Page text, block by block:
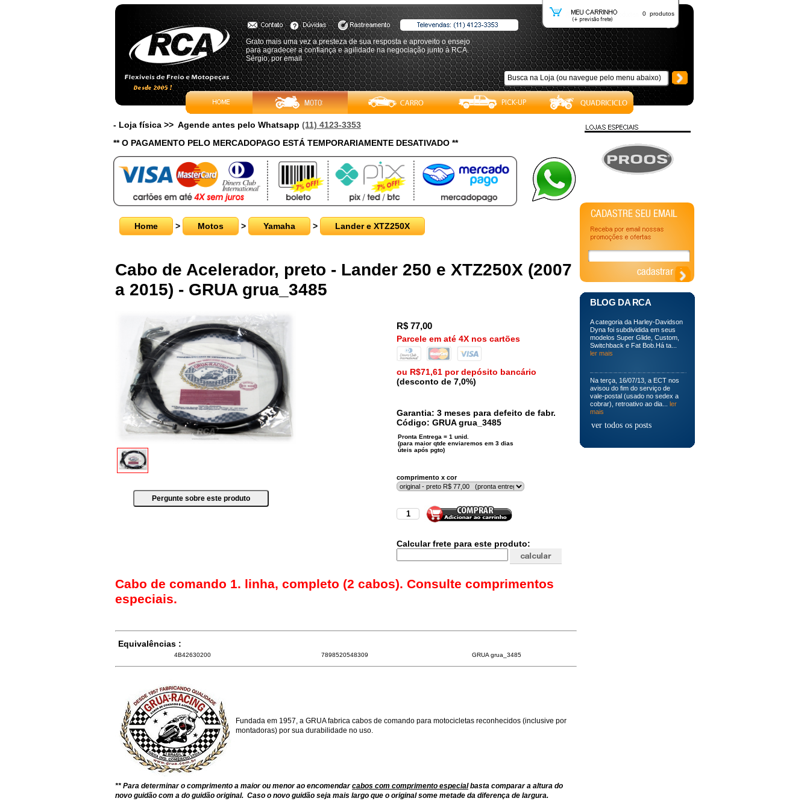
0 produtos
Grato mais uma vez a presteza de sua resposta e aproveito o ensejo
para agradecer a confiança e agilidade na negociação junto à RCA.
Sérgio, por email
- Loja física >> Agende antes pelo Whatsapp (11) 4123-3353
** O PAGAMENTO PELO MERCADOPAGO ESTÁ TEMPORARIAMENTE DESATIVADO **
Home > Motos > Yamaha > Lander e XTZ250X
Cabo de Acelerador, preto - Lander 250 e XTZ250X (2007
a 2015) - GRUA grua_3485
R$77,00
Parcele em até 4X nos cartões
ou R$71,61 por depósito bancário
(desconto de 7,0%)
Garantia: 3 meses para defeito de fabr.
Código:GRUAgrua_3485
comprimento x cor
Calcular frete para este produto:
Cabo de comando 1. linha, completo (2 cabos). Consulte comprimentos
especiais.
Equivalências :
4B42630200 7898520548309 GRUA grua_3485
Fundada em 1957, a GRUA fabrica cabos de comando para motocicletas reconhecidos (inclusive por
montadoras) por sua durabilidade no uso.
** Para determinar o comprimento a maior ou menor ao encomendarcabos com comprimento especialbasta comparar a altura do
novo guidão com a do guidão original. Caso o novo guidão seja mais largo que o original some metade da diferença de largura.
BLOG DA RCA
A categoria da Harley-Davidson
Dyna foi subdividida em seus
modelos Super Glide, Custom,
Switchback e Fat Bob.Há ta...
ler mais
Na terça, 16/07/13, a ECT nos
avisou do fim do serviço de
vale-postal (usado no sedex a
cobrar), retroativo ao dia... ler
mais
ver todos os posts